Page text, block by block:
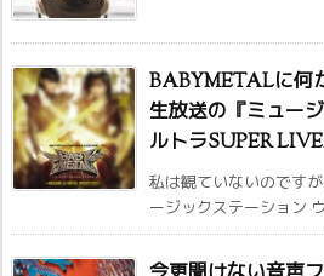
BABYMETALに何
生放送の『ミュー
ルトラSUPER
私は観ていないのです
ージックステーション